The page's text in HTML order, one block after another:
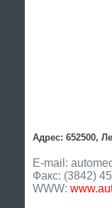
Адрес: 652500,
E-mail:
Факс: (3842)
WWW: